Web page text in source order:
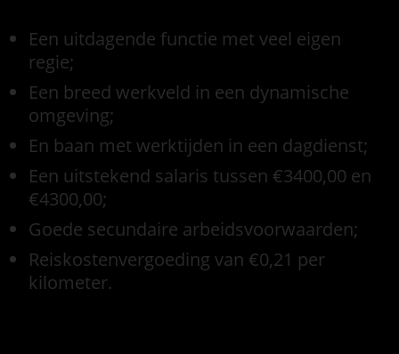
Een uitdagende functie met veel eigen
regie;
Een breed werkveld in een dynamische
omgeving;
En baan met werktijden in een dagdienst;
Een uitstekend salaris tussen €3400,00 en
€4300,00;
Goede secundaire arbeidsvoorwaarden;
Reiskostenvergoeding van €0,21 per
kilometer.